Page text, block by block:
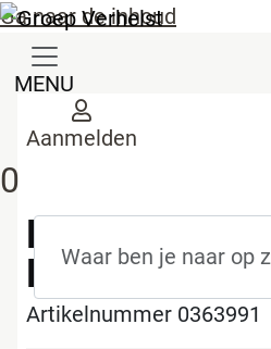
Ga naar de inhoud
MENU
Aanmelden
0
PUMA
NAVY 44
Artikelnummer 0363991